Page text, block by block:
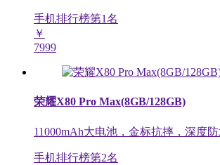
手机排行榜第1名
￥
7999
荣耀X80 Pro Max(8GB/128GB)
11000mAh大电池，金标抗摔，深度
手机排行榜第2名